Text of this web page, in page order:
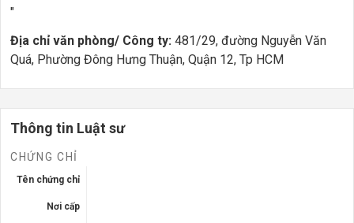
"
Địa chỉ văn phòng/ Công ty: 481/29, đường Nguyễn Văn
Quá, Phường Đông Hưng Thuận, Quận 12, Tp HCM
Thông tin Luật sư
CHỨNG CHỈ
Tên chứng chỉ
Nơi cấp